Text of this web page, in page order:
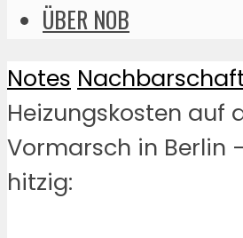
ÜBER NOB
Notes
Heizungskosten auf
Vormarsch in Berlin
hitzig: